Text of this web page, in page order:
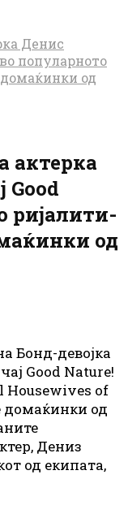
Денис
популарното
од
актерка
Good
ријалити-
од
Бонд-девојка
Good Nature!
Housewives of
домаќинки од
Дениз
од екипата,